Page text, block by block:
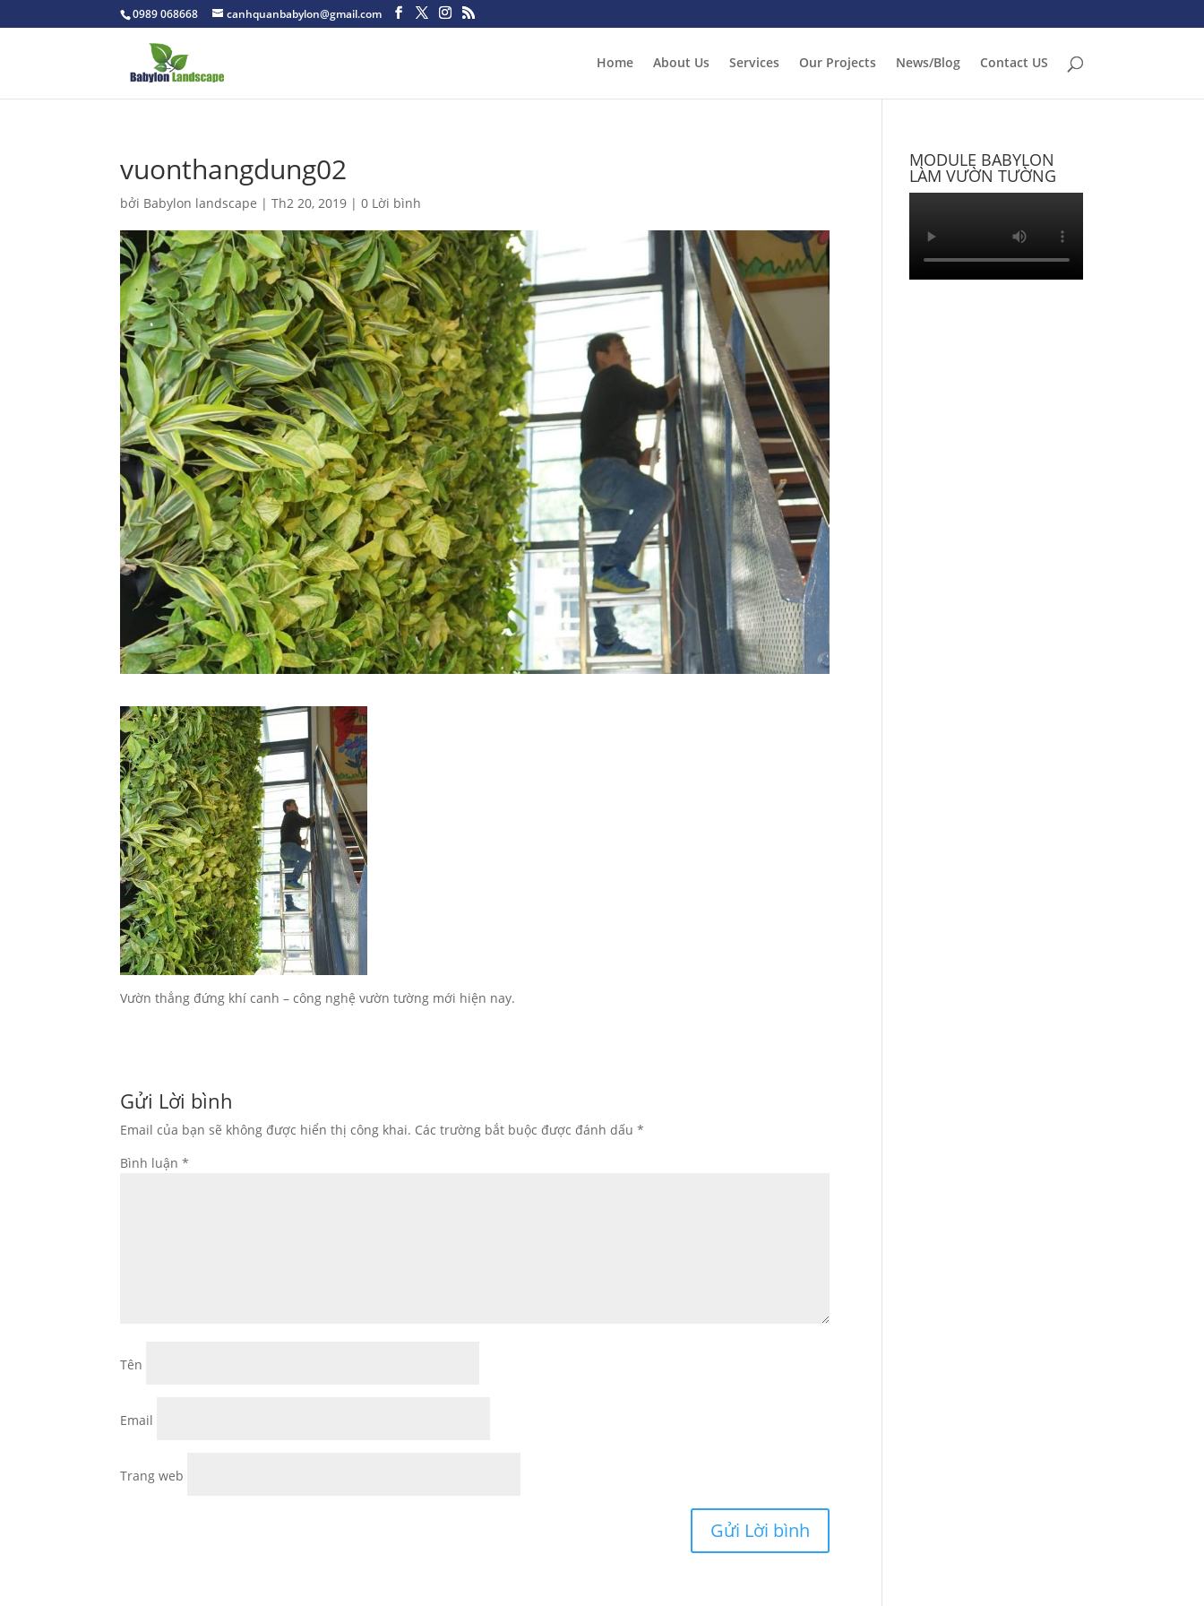
0989 068668 canhquanbabylon@gmail.com
Home About Us Services Our Projects News/Blog Contact US
vuonthangdung02
bởi Babylon landscape |Th2 20, 2019 |0 Lời bình
Vườn thẳng đứng khí canh – công nghệ vườn tường mới hiện nay.
Gửi Lời bình
Email của bạn sẽ không được hiển thị công khai. Các trường bắt buộc được đánh dấu*
Bình luận*
Tên
Email
Trang web
MODULE BABYLON
LÀM VƯỜN TƯỜNG